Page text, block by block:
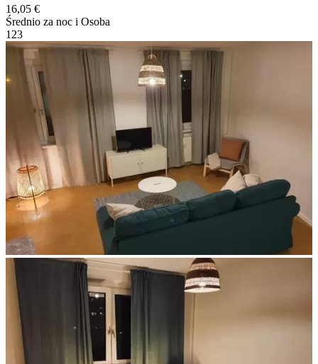
16,05 €
Średnio za noc i Osoba
1 23